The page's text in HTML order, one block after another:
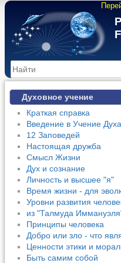
Духовное учение
Краткая справка
Введение в Учение Духа
12 Заповедей
Настоящая дружба
Смысл Жизни
Дух и сознание
Личность и высшее "я"
Время жизни - для
Уровни развития
из "Талмуда
Принципы человека
Добро или зло - что
Ценности этики и
Быть самим собой